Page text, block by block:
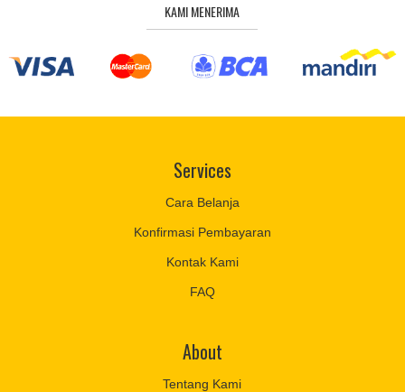
KAMI MENERIMA
Services
Cara Belanja
Konfirmasi Pembayaran
Kontak Kami
FAQ
About
Tentang Kami